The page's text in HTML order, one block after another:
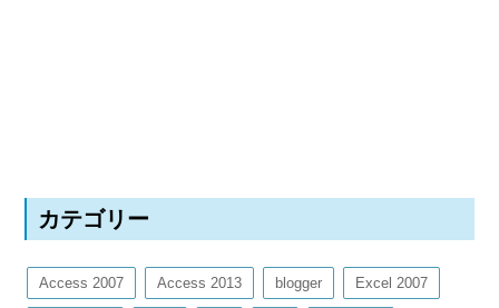
カテゴリー
Access 2007 Access 2013 blogger Excel 2007